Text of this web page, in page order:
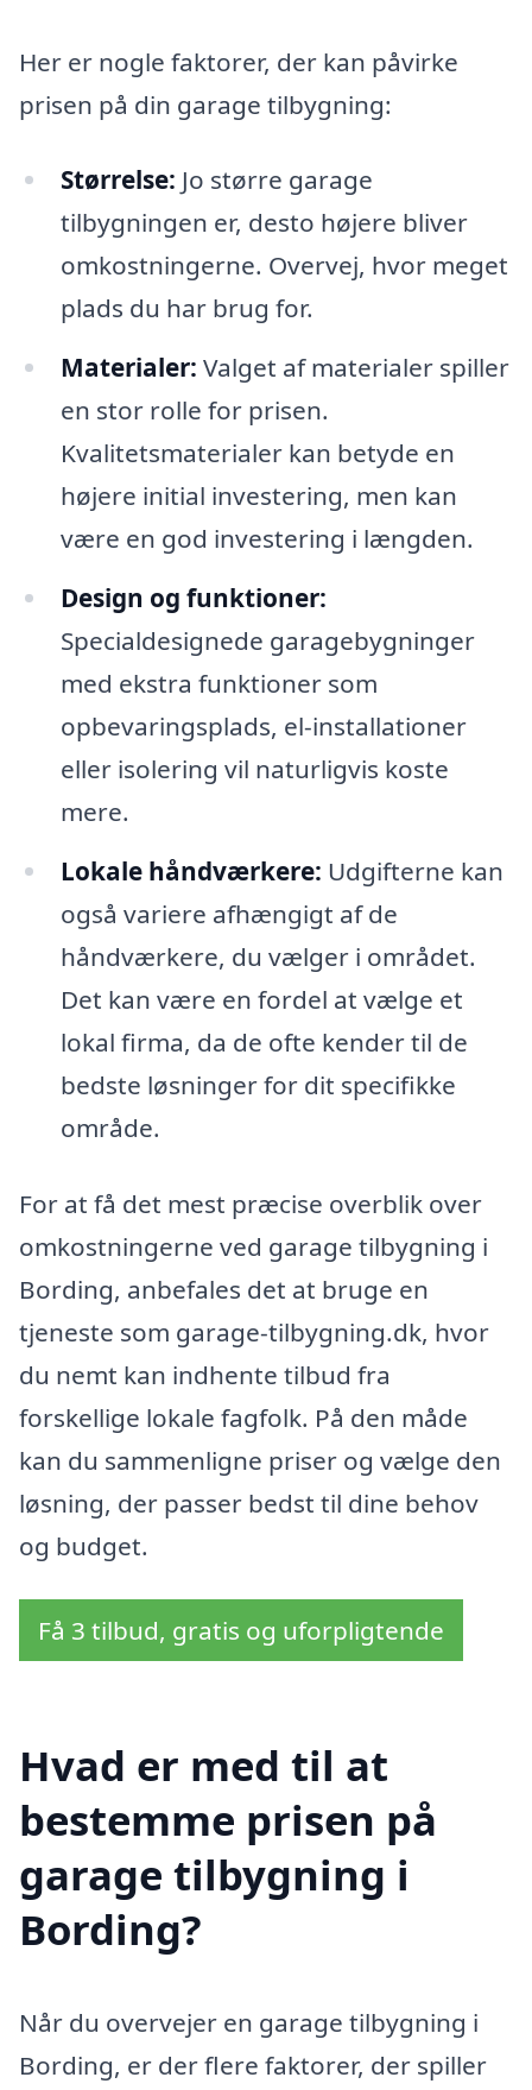
Her er nogle faktorer, der kan påvirke
prisen på din garage tilbygning:
Størrelse: Jo større garage
tilbygningen er, desto højere bliver
omkostningerne. Overvej, hvor meget
plads du har brug for.
Materialer: Valget af materialer spiller
en stor rolle for prisen.
Kvalitetsmaterialer kan betyde en
højere initial investering, men kan
være en god investering i længden.
Design og funktioner:
Specialdesignede garagebygninger
med ekstra funktioner som
opbevaringsplads, el-installationer
eller isolering vil naturligvis koste
mere.
Lokale håndværkere: Udgifterne kan
også variere afhængigt af de
håndværkere, du vælger i området.
Det kan være en fordel at vælge et
lokal firma, da de ofte kender til de
bedste løsninger for dit specifikke
område.
For at få det mest præcise overblik over
omkostningerne ved garage tilbygning i
Bording, anbefales det at bruge en
tjeneste som garage-tilbygning.dk, hvor
du nemt kan indhente tilbud fra
forskellige lokale fagfolk. På den måde
kan du sammenligne priser og vælge den
løsning, der passer bedst til dine behov
og budget.
Få 3 tilbud, gratis og uforpligtende
Hvad er med til at
bestemme prisen på
garage tilbygning i
Bording?
Når du overvejer en garage tilbygning i
Bording, er der flere faktorer, der spiller